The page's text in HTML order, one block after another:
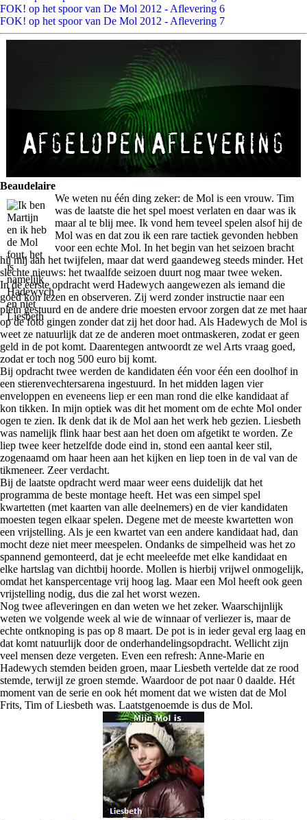
FOK! op het spoor van De Mol 2012 - Aflevering 6
FOK! op het spoor van De Mol 2012 - Aflevering 7
Beaudelaire
We weten nu één ding zeker: de Mol is een vrouw. Tim
was de laatste die het spel moest verlaten en daar was ik
maar al te blij mee. Ik vond hem teveel spelen alsof hij de
Mol was en dat zou ik een rare tactiek gevonden hebben
voor een echte Mol. In het begin van het seizoen bracht
hij mij aan het twijfelen, maar dat werd gaandeweg steeds minder. Het
slechte nieuws: het twaalfde seizoen duurt nog maar twee weken.
In de eerste opdracht werd Hadewych aangewezen als iemand die
goed kon lezen en observeren. Zij werd zonder instructie naar een
plein gestuurd en de andere drie moesten ervoor zorgen dat ze met haar
op de foto gingen zonder dat zij het door had. Als Hadewych de Mol is
weet ze natuurlijk dat ze de anderen moet ontmaskeren, zodat er geen
geld in de pot komt. Daarentegen antwoordt ze wel Arts vraag goed,
zodat er toch nog 500 euro bij komt.
Bij opdracht twee werden de kandidaten één voor één een doolhof in
een stierenvechtersarena ingestuurd. In het midden lagen vier
enveloppen en eveneens liep er een man rond die elke kandidaat af
kon tikken. In mijn optiek was dit het moment om de echte Mol onder
ogen te zien. Ik denk dat ik de Mol aan het werk heb gezien. Liesbeth
was namelijk flink haar best aan het doen om afgetikt te worden. Ze
liep twee keer hetzelfde dode eind in, stond een aantal keer stil,
zogenaamd om haar heen aan het kijken en liep toen in de val van de
tikmeneer. Zeer verdacht.
Bij de laatste opdracht werd maar weer eens duidelijk dat het
programma de beste montage heeft. Het was een simpel spel
kwartetten (met kaarten van alle deelnemers) en de vier kandidaten
moesten tegen elkaar spelen. Degene met de meeste kwartetten won
een vrijstelling. Als je een kwartet van een andere kandidaat had, dan
mocht deze niet meer meespelen. Ondanks de simpelheid was het zo
spannend gemonteerd, dat je echt meeleefde met elke kandidaat en
elke hartslag van dichtbij hoorde. Mollen is hierbij vrijwel onmogelijk,
omdat het kanspercentage vrij hoog lag. Maar een Mol heeft ook geen
vrijstelling nodig, dus die zal het worst wezen.
Nog twee afleveringen en dan weten we het zeker. Waarschijnlijk
weten we volgende week al wie de winnaar of verliezer is, maar de
echte ontknoping is pas op 8 maart. De pot is in ieder geval erg laag en
dat komt natuurlijk door de onderhandelingsopdracht. Wellicht zijn
veel mensen deze vergeten. Even een refresh: Anne-Marie en
Hadewych stemden beiden groen, maar Liesbeth vertelde dat ze rood
stemde, terwijl ze groen stemde. Waardoor de pot naar 0 daalde. Hét
moment van de serie en ook hét moment dat we wisten dat de Mol
Frits, Tim of Liesbeth was. Laatstgenoemde is dus de Mol.